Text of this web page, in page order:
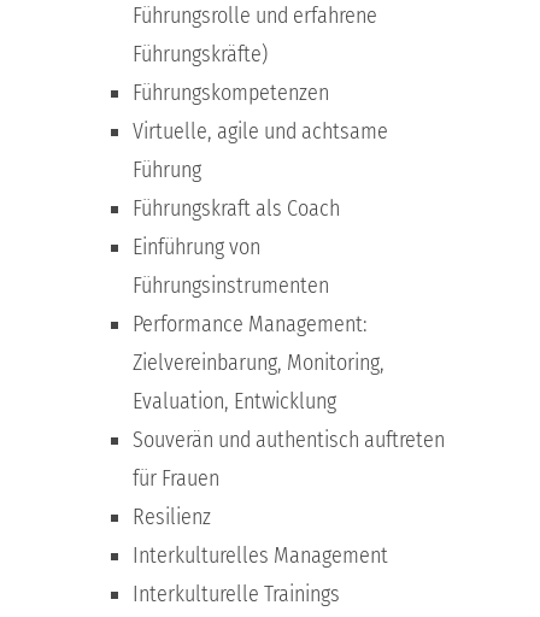
Führungsrolle und erfahrene
Führungskräfte)
Führungskompetenzen
Virtuelle, agile und achtsame
Führung
Führungskraft als Coach
Einführung von
Führungsinstrumenten
Performance Management:
Zielvereinbarung, Monitoring,
Evaluation, Entwicklung
Souverän und authentisch auftreten
für Frauen
Resilienz
Interkulturelles Management
Interkulturelle Trainings